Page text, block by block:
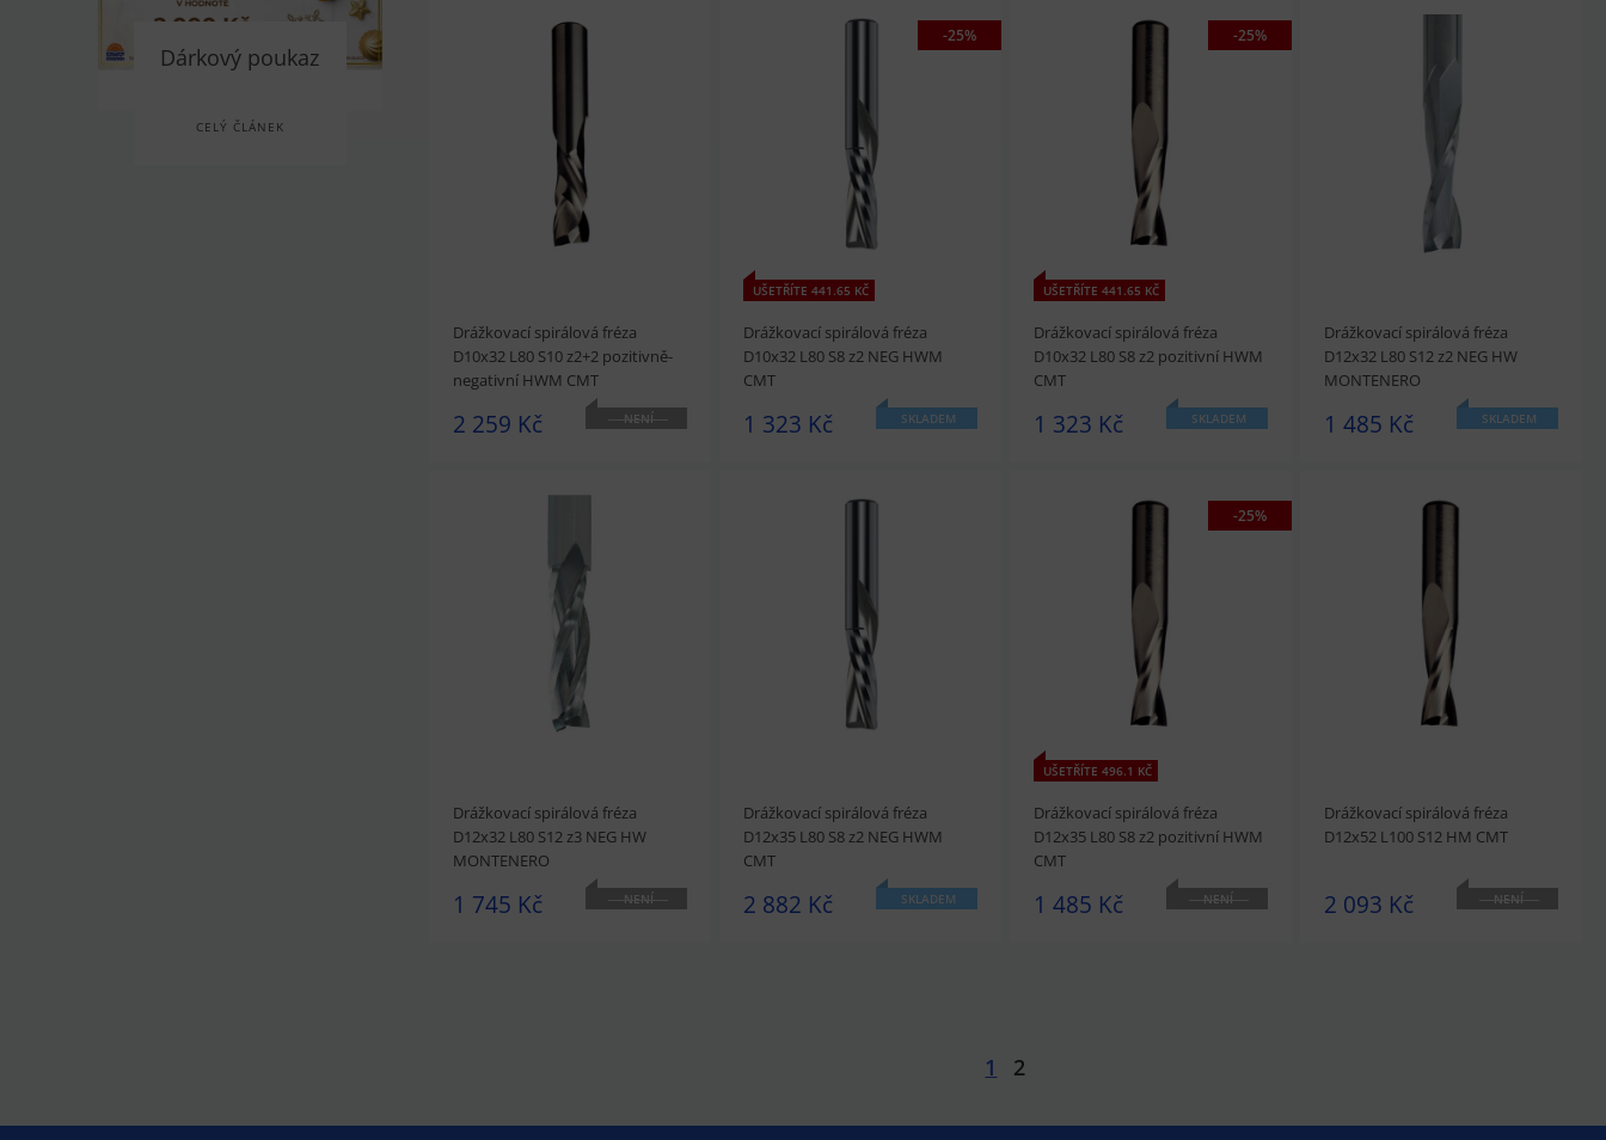
Dárkový poukaz
CELÝ ČLÁNEK Přidat do košíku Přidat do košíku Přidat do košíku
Drážkovací spirálová fréza
D10x32 L80 S10 z2+2 pozitivně-
negativní HWM CMT
2 259 Kč
NENÍ
Přidat do košíku
-25%
UŠETŘÍTE 441.65 KČ
Drážkovací spirálová fréza
D10x32 L80 S8 z2 NEG HWM
CMT
1 323 Kč SKLADEM
-25%
UŠETŘÍTE 441.65 KČ
Drážkovací spirálová fréza
D10x32 L80 S8 z2 pozitivní HWM
CMT
1 323 Kč SKLADEM
Přidat do košíku
Drážkovací spirálová fréza
D12x32 L80 S12 z2 NEG HW
MONTENERO
1 485 Kč SKLADEM
Přidat do košíku
Drážkovací spirálová fréza
D12x32 L80 S12 z3 NEG HW
MONTENERO
1 745 Kč
NENÍ
Drážkovací spirálová fréza
D12x35 L80 S8 z2 NEG HWM
CMT
2 882 Kč SKLADEM
-25%
UŠETŘÍTE 496.1 KČ
Drážkovací spirálová fréza
D12x35 L80 S8 z2 pozitivní HWM
CMT
1 485 Kč
NENÍ
prohlédnout
Drážkovací spirálová fréza
D12x52 L100 S12 HM CMT
2 093 Kč
NENÍ
1 2